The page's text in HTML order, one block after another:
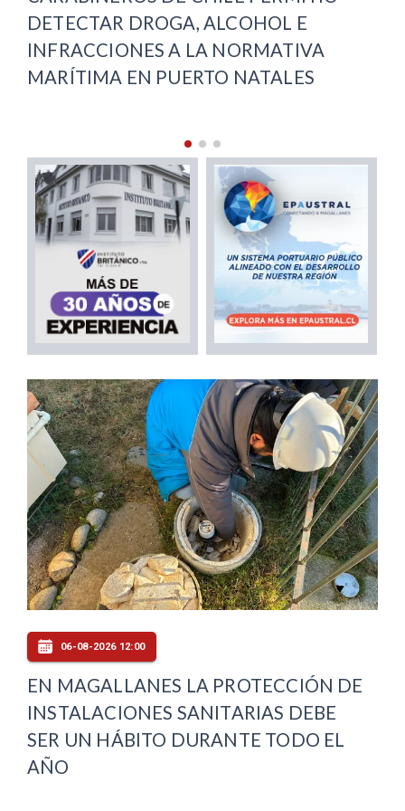
RECUPERACIÓN VIAL EN PUNTA
ARENAS
06-08-2026 12:00
EN MAGALLANES LA PROTECCIÓN DE
INSTALACIONES SANITARIAS DEBE
SER UN HÁBITO DURANTE TODO EL
AÑO